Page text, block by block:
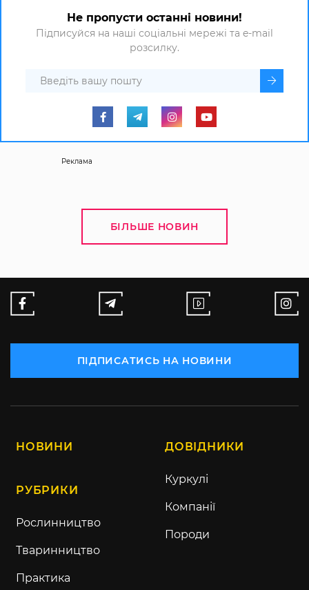
Не пропусти останні новини!
Підписуйся на наші соціальні мережі та e-mail
розсилку.
Реклама
БІЛЬШЕ НОВИН
ПІДПИСАТИСЬ НА НОВИНИ
НОВИНИ
РУБРИКИ
Рослинництво
Тваринництво
Практика
ДОВІДНИКИ
Куркулі
Компанії
Породи